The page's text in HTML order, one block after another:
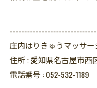
庄内はりきゅうマッサー
住所 : 愛知県名古屋市西
電話番号 : 052-532-1189